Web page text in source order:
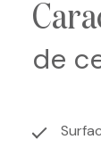
Les
de